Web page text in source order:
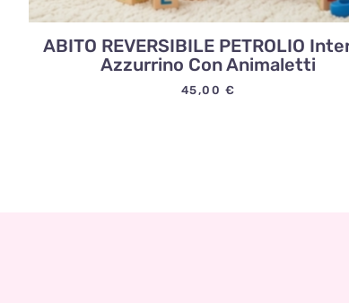
ABITO REVERSIBILE PETROLIO
Azzurrino Con Animaletti
45,00 €